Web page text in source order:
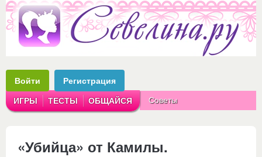
Войти Регистрация
ИГРЫ ТЕСТЫ ОБЩАЙСЯ Советы
«Убийца» от Камилы.